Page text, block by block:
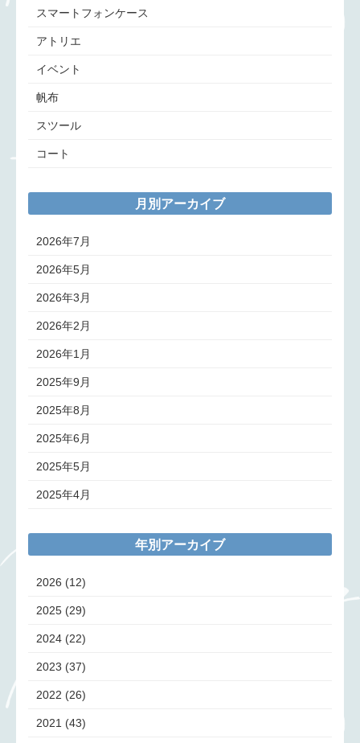
スマートフォンケース
アトリエ
イベント
帆布
スツール
コート
月別アーカイブ
2026年7月
2026年5月
2026年3月
2026年2月
2026年1月
2025年9月
2025年8月
2025年6月
2025年5月
2025年4月
年別アーカイブ
2026 (12)
2025 (29)
2024 (22)
2023 (37)
2022 (26)
2021 (43)